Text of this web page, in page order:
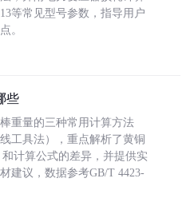
等常见型号参数，指导用户
。
些
重量的三种常用计算方法
工具法），重点解析了黄铜
和计算公式的差异，并提供实
建议，数据参考GB/T 4423-